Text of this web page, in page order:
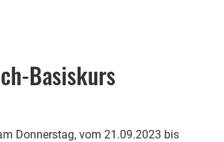
Basiskurs
Donnerstag, vom 21.09.2023 bis